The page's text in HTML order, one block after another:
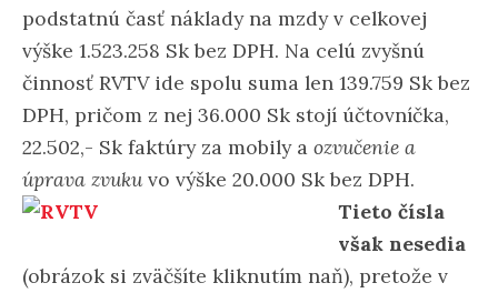
podstatnú časť náklady na mzdy v celkovej
výške 1.523.258 Sk bez DPH. Na celú zvyšnú
činnosť RVTV ide spolu suma len 139.759 Sk bez
DPH, pričom z nej 36.000 Sk stojí účtovníčka,
22.502,- Sk faktúry za mobily a ozvučenie a
úprava zvukuvo výške 20.000 Sk bez DPH.
Tieto čísla
však nesedia
(obrázok si zväčšíte kliknutím naň), pretože v